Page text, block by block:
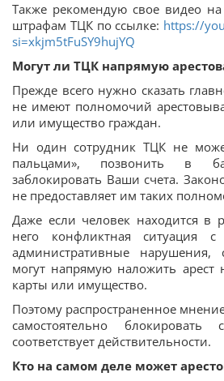
Также рекомендую свое видео на
штрафам ТЦК по ссылке: https://
si=xkjm5tFuSY9hujYQ
Могут ли ТЦК напрямую
Прежде всего нужно сказать
не имеют полномочий
или имущество граждан.
Ни один сотрудник ТЦК не
пальцами», позвонить в
заблокировать Ваши счета.
не предоставляет им таких
Даже если человек находится в
него конфликтная ситуация
административные
могут напрямую наложить арест
карты или имущество.
Поэтому распространенное
самостоятельно
соответствует действительности.
Кто на самом деле может